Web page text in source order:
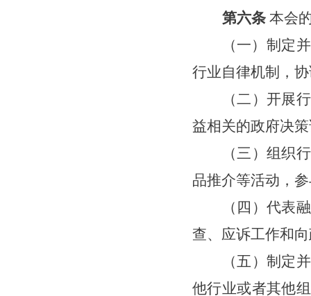
第六条 本会
（一）制定
行业自律机制，
（二）开展行
益相关的政府决
（三）组织行
品推介等活动，
（四）代表融
查、应诉工作和
（五）制定并
他行业或者其他